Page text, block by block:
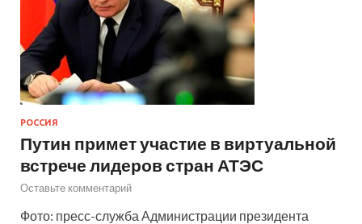
РОССИЯ
Путин примет участие в виртуальной
встрече лидеров стран АТЭС
Оставьте комментарий
Фото: пресс-служба Администрации президента